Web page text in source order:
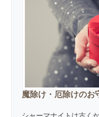
魔除け・厄除けのお
シャーマナイトは古く